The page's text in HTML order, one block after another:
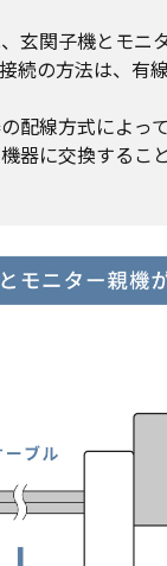
玄関子機とモニ
続の方法は、有
配線方式によっ
器に交換するこ